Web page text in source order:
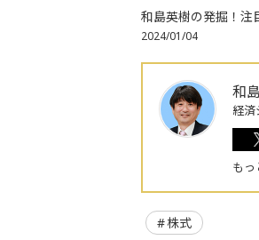
和島英樹の発掘！注
2024/01/04
和
経済
もっ
株式